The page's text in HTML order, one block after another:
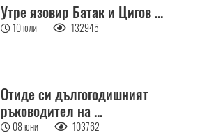
Утре язовир Батак и Цигов ...
10 юли 132945
Отиде си дългогодишният
ръководител на ...
08 юни 103762